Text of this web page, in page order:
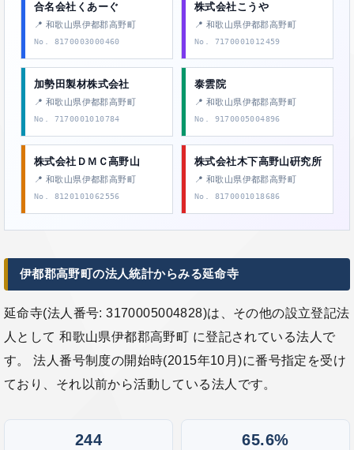
合名会社くあーぐ
📍 和歌山県伊都郡高野町
No. 8170003000460
株式会社こうや
📍 和歌山県伊都郡高野町
No. 7170001012459
加勢田製材株式会社
📍 和歌山県伊都郡高野町
No. 7170001010784
泰雲院
📍 和歌山県伊都郡高野町
No. 9170005004896
株式会社ＤＭＣ高野山
📍 和歌山県伊都郡高野町
No. 8120101062556
株式会社木下高野山硏究所
📍 和歌山県伊都郡高野町
No. 8170001018686
伊都郡高野町の法人統計からみる延命寺
延命寺(法人番号: 3170005004828)は、その他の設立登記法
人として 和歌山県伊都郡高野町 に登記されている法人で
す。 法人番号制度の開始時(2015年10月)に番号指定を受け
ており、それ以前から活動している法人です。
244 65.6%